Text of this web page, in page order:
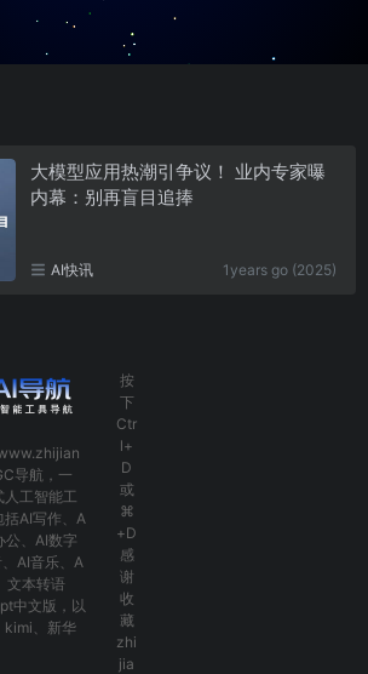
大模型应用热潮引争议！ 业内专家曝
内幕：别再盲目追捧
AI快讯 1years go (2025)
导航 ，一
工智能工
括AI写作 、 A
公、 AI数字
、 AI音乐、 A
文本转语
中文版 ，以
kimi 、 新华
按
下
Ctr
l+
D
或
⌘
+D
感
谢
收
藏
zhi
jia